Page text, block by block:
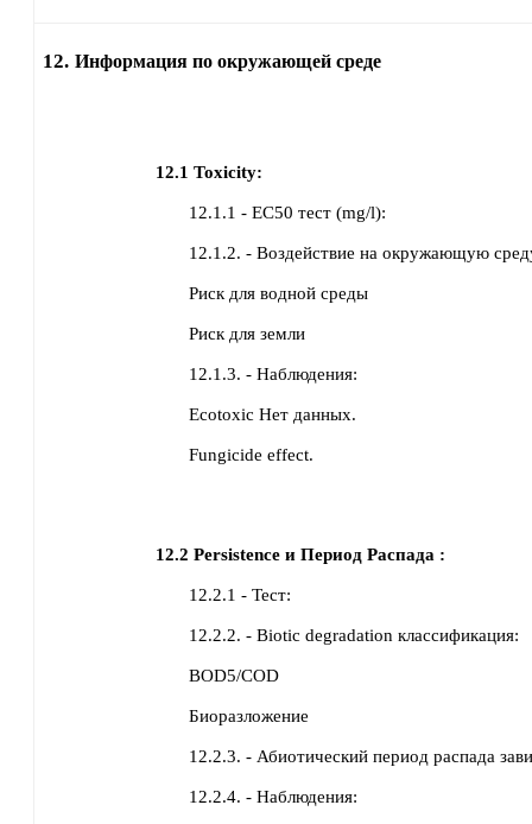
12. Информация по окружающей среде
12.1 Toxicity:
12.1.1 - EC50 тест (mg/l):
12.1.2. - Воздействие на окружающую
Риск для водной среды
Риск для земли
12.1.3. - Наблюдения:
Ecotoxic Нет данных.
Fungicide effect.
12.2 Persistence и Период Распада :
12.2.1 - Тест:
12.2.2. - Biotic degradation классификация:
BOD5/COD
Биоразложение
12.2.3. - Абиотический период распада
12.2.4. - Наблюдения: